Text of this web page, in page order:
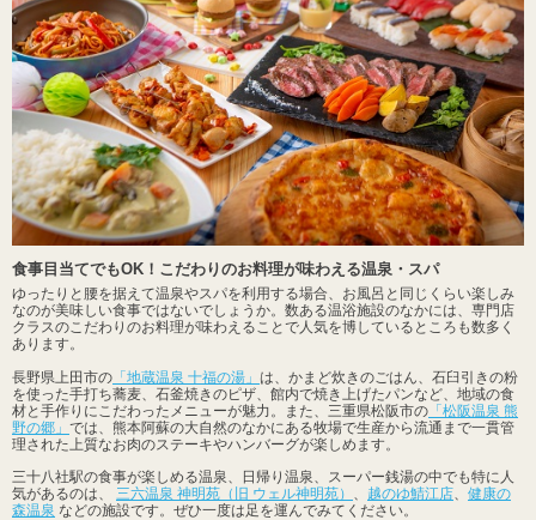
食事目当てでもOK！こだわりのお料理が味わえる温泉・スパ
ゆったりと腰を据えて温泉やスパを利用する場合、お風呂と同じくらい楽しみ
なのが美味しい食事ではないでしょうか。数ある温浴施設のなかには、専門店
クラスのこだわりのお料理が味わえることで人気を博しているところも数多く
あります。
長野県上田市の 「地蔵温泉 十福の湯」 は、かまど炊きのごはん、石臼引きの粉
を使った手打ち蕎麦、石釜焼きのピザ、館内で焼き上げたパンなど、地域の食
材と手作りにこだわったメニューが魅力。また、三重県松阪市の 「松阪温泉 熊
野の郷」 では、熊本阿蘇の大自然のなかにある牧場で生産から流通まで一貫管
理された上質なお肉のステーキやハンバーグが楽しめます。
三十八社駅の食事が楽しめる温泉、日帰り温泉、スーパー銭湯の中でも特に人
気があるのは、 三六温泉 神明苑（旧 ウェル神明苑） 越のゆ鯖江店
健康の
森温泉 などの施設です。ぜひ一度は足を運んでみてください。